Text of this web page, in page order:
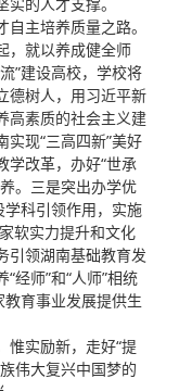
主培养质量之路。
，就以养成健全师
”建设高校，学校将
德树人，用习近平新
高素质的社会主义建
现“三高四新”美好
学改革，办好“世承
。三是突出办学优
学科引领作用，实施
软实力提升和文化
引领湖南基础教育发
经师”和“人师”相统
教育事业发展提供生
惟实励新，走好“提
伟大复兴中国梦的